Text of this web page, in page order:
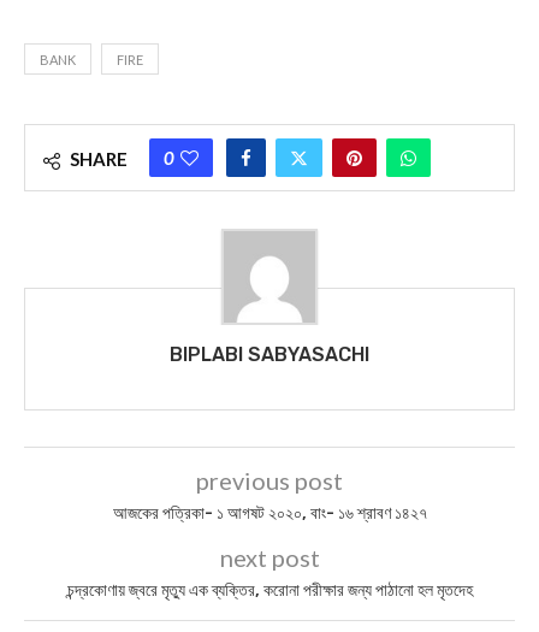
BANK FIRE
SHARE 0
BIPLABI SABYASACHI
previous post
আজকের পত্রিকা- ১ আগষট ২০২০, বাং- ১৬ শ্রাবণ ১৪২৭
next post
চন্দ্রকোণায় জ্বরে মৃত্যু এক ব্যক্তির, করোনা পরীক্ষার জন্য পাঠানো হল মৃতদেহ